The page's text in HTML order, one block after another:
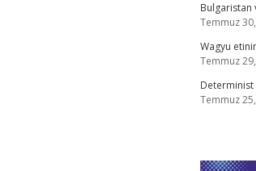
Bulgaristan
Temmuz
Wagyu
Temmuz
Determinist
Temmuz